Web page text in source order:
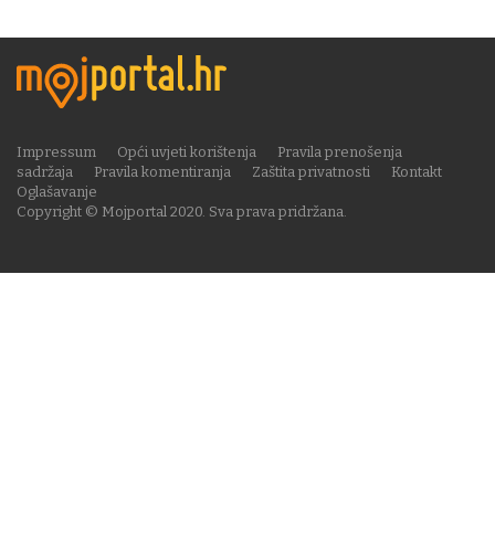
Copyright © Mojportal 2020. Sva prava pridržana.
Impressum Opći uvjeti korištenja
Pravila prenošenja
sadržaja
Pravila komentiranja Zaštita privatnosti
Kontakt
Oglašavanje